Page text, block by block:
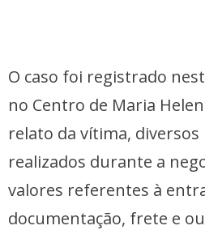
O caso foi registrado
no Centro de Maria
relato da vítima,
realizados durante a
valores referentes à
documentação, frete e